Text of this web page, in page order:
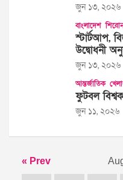
জুন ১৩, ২০২৬
বাংলাদেশ
স্টার্টআপ,
উদ্বোধনী
জুন ১৩, ২০২৬
আন্তর্জাতিক
ফুটবল
জুন ১১, ২০২৬
« Prev